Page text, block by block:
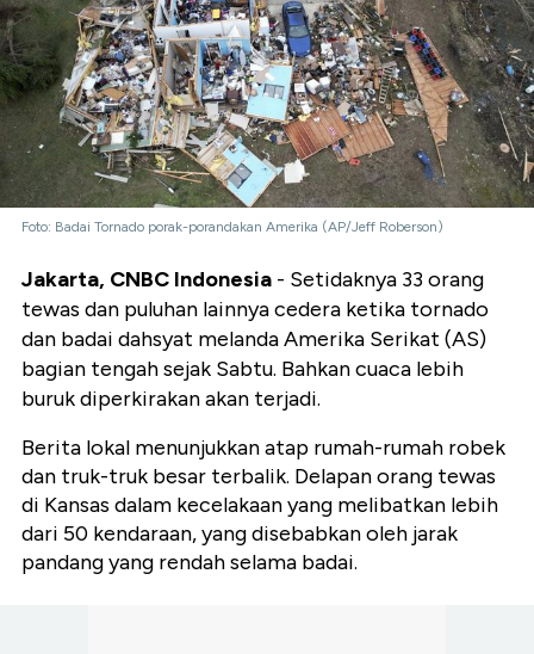
Foto: Badai Tornado porak-porandakan Amerika (AP/Jeff Roberson)
Jakarta, CNBC Indonesia - Setidaknya 33 orang
tewas dan puluhan lainnya cedera ketika tornado
dan badai dahsyat melanda Amerika Serikat (AS)
bagian tengah sejak Sabtu. Bahkan cuaca lebih
buruk diperkirakan akan terjadi.
Berita lokal menunjukkan atap rumah-rumah robek
dan truk-truk besar terbalik. Delapan orang tewas
di Kansas dalam kecelakaan yang melibatkan lebih
dari 50 kendaraan, yang disebabkan oleh jarak
pandang yang rendah selama badai.